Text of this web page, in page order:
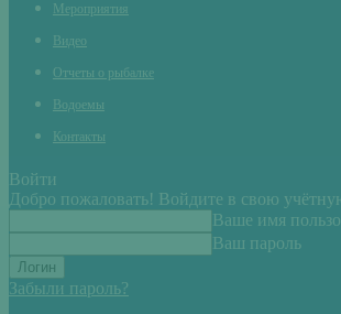
Мероприятия
Видео
Отчеты о рыбалке
Водоемы
Контакты
Войти
Добро пожаловать! Войдите в свою
Ваше имя
Ваш пароль
Забыли пароль?